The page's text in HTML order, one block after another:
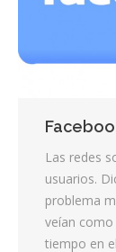
Las redes
usuarios.
problema
veían como
tiempo en